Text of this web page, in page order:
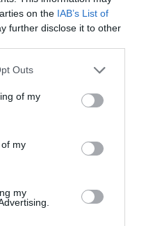
on the IAB’s List of
further disclose it to other
Outs
of my
my
my